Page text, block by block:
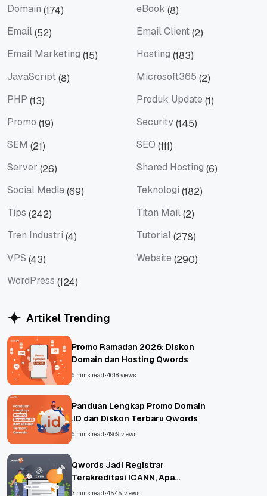
Domain (174) eBook (8)
Email(52) Email Client(2)
Email Marketing (15) Hosting (183)
JavaScript(8) Microsoft365 (2)
PHP (13) Produk Update (1)
Promo (19) Security(145)
SEM (21) SEO (111)
Server (26) Shared Hosting (6)
Social Media(69) Teknologi (182)
Tips (242) Titan Mail(2)
Tren Industri (4) Tutorial(278)
VPS (43) Website (290)
WordPress (124)
Artikel Trending
Promo Ramadan 2026: Diskon
Domain dan Hosting Qwords
6 mins read•4618 views
Panduan Lengkap Promo Domain
.ID dan Diskon Terbaru Qwords
6 mins read•4969 views
Qwords Jadi Registrar
Terakreditasi ICANN, Apa
Untungnya?
3 mins read•4545 views